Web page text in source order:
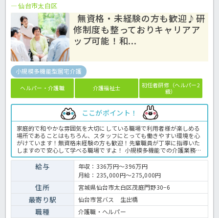
仙台市太白区
無資格・未経験の方も歓迎♪研
修制度も整っておりキャリアア
ップ可能！和...
小規模多機能型居宅介護
ヘルパー・介護職 介護福祉士
初任者研修（ヘルパー2
級）
ここがポイント！
家庭的で和やかな雰囲気を大切にしている職場で利用者様が楽しめる
場所であることはもちろん、スタッフにとっても働きやすい環境を心
がけています！無資格未経験の方も歓迎！先輩職員が丁寧に指導いた
しますので安心して学べる職場ですよ！ 小規模多機能での介護業務全
般です。 ＜介護職 正職員 小規模多機能の求人＞
給与
年収：336万円～396万円
月給：235,000円～275,000円
住所 宮城県仙台市太白区茂庭門野30−6
最寄り駅 仙台市営バス 生出橋
職種 介護職・ヘルパー